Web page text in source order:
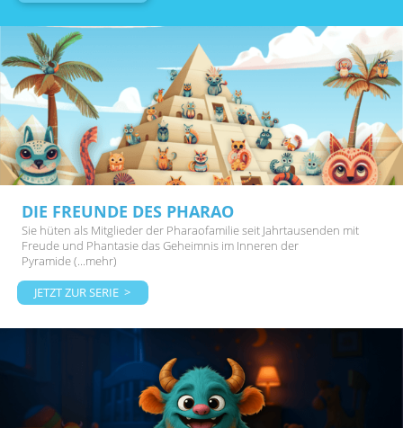
DIE FREUNDE DES PHARAO
Sie hüten als Mitglieder der Pharaofamilie seit Jahrtausenden mit
Freude und Phantasie das Geheimnis im Inneren der
Pyramide (...mehr)
JETZT ZUR SERIE >